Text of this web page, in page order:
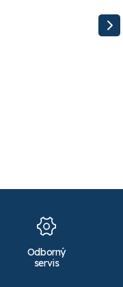
Odborný
servis